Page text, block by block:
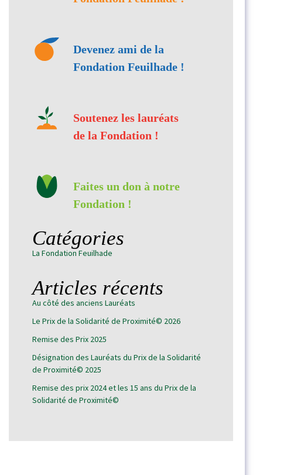
Devenez ami de la
Fondation Feuilhade !
Soutenez les lauréats
de la Fondation !
Faites un don à notre
Fondation !
Catégories
La Fondation Feuilhade
Articles récents
Au côté des anciens Lauréats
Le Prix de la Solidarité de Proximité© 2026
Remise des Prix 2025
Désignation des Lauréats du Prix de la Solidarité
de Proximité© 2025
Remise des prix 2024 et les 15 ans du Prix de la
Solidarité de Proximité©